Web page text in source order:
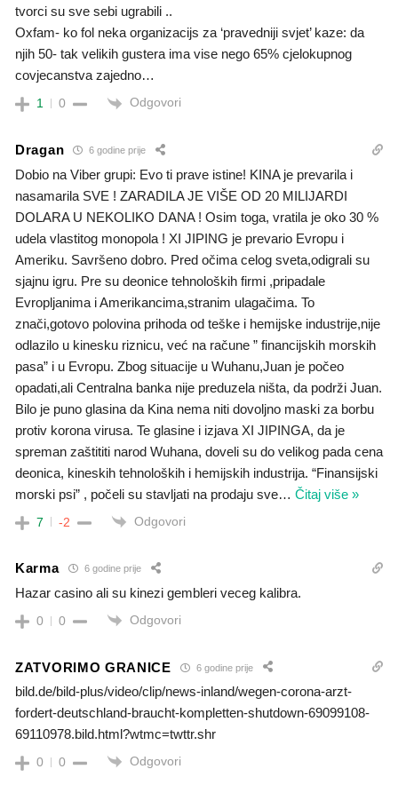
tvorci su sve sebi ugrabili ..
Oxfam- ko fol neka organizacijs za ‘pravedniji svjet’ kaze: da
njih 50- tak velikih gustera ima vise nego 65% cjelokupnog
covjecanstva zajedno…
1 0 Odgovori
Dragan 6 godine prije
Dobio na Viber grupi: Evo ti prave istine! KINA je prevarila i
nasamarila SVE ! ZARADILA JE VIŠE OD 20 MILIJARDI
DOLARA U NEKOLIKO DANA ! Osim toga, vratila je oko 30 %
udela vlastitog monopola ! XI JIPING je prevario Evropu i
Ameriku. Savršeno dobro. Pred očima celog sveta,odigrali su
sjajnu igru. Pre su deonice tehnoloških firmi ,pripadale
Evropljanima i Amerikancima,stranim ulagačima. To
znači,gotovo polovina prihoda od teške i hemijske industrije,nije
odlazilo u kinesku riznicu, već na račune ” financijskih morskih
pasa” i u Evropu. Zbog situacije u Wuhanu,Juan je počeo
opadati,ali Centralna banka nije preduzela ništa, da podrži Juan.
Bilo je puno glasina da Kina nema niti dovoljno maski za borbu
protiv korona virusa. Te glasine i izjava XI JIPINGA, da je
spreman zaštititi narod Wuhana, doveli su do velikog pada cena
deonica, kineskih tehnoloških i hemijskih industrija. “Finansijski
morski psi” , počeli su stavljati na prodaju sve… Čitaj više »
7 -2 Odgovori
Karma 6 godine prije
Hazar casino ali su kinezi gembleri veceg kalibra.
0 0 Odgovori
ZATVORIMO GRANICE 6 godine prije
bild.de/bild-plus/video/clip/news-inland/wegen-corona-arzt-
fordert-deutschland-braucht-kompletten-shutdown-69099108-
69110978.bild.html?wtmc=twttr.shr
0 0 Odgovori